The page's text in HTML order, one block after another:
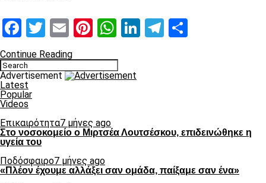
Facebook
Twitter
EmailPinterest
WhatsApp
LinkedIn
Telegram
Continue Reading
Advertisement
Latest
Popular
Videos
Επικαιρότητα7 μήνες ago
Στο νοσοκομείο ο Μιρτσέα Λουτσέσκου, επιδεινώθηκε η
υγεία του
Ποδόσφαιρο7 μήνες ago
«Πλέον έχουμε αλλάξει σαν ομάδα, παίξαμε σαν ένα»